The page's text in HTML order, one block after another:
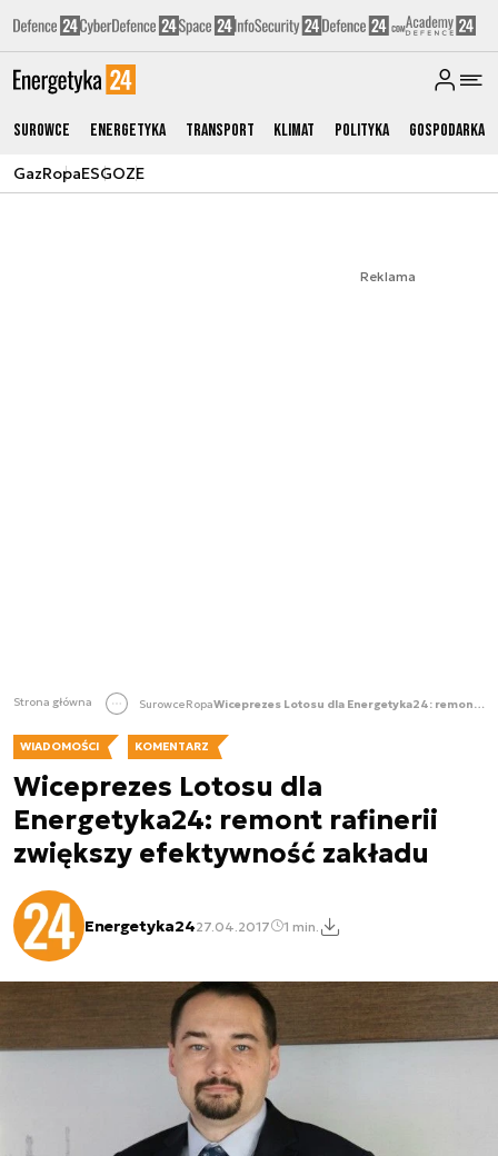
Surowce Energetyka Transport Klimat Polityka Gospodarka
GazRopaESGOZE
Reklama
Strona główna SurowceRopa Wiceprezes Lotosu dla Energetyka24: remont rafinerii zwiększy efektywność zakładu
WIADOMOŚCI KOMENTARZ
Wiceprezes Lotosu dla
Energetyka24: remont rafinerii
zwiększy efektywność zakładu
Energetyka2427.04.2017 1 min.